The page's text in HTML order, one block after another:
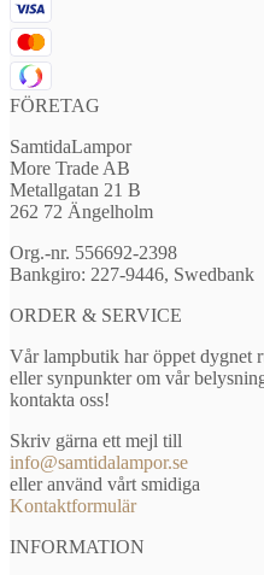
FÖRETAG
SamtidaLampor
More Trade AB
Metallgatan 21 B
262 72 Ängelholm
Org.-nr. 556692-2398
Bankgiro: 227-9446, Swedbank
ORDER & SERVICE
Vår lampbutik har öppet dygnet
eller synpunkter om vår
kontakta oss!
Skriv gärna ett mejl till
info@samtidalampor.se
eller använd vårt smidiga
Kontaktformulär
INFORMATION